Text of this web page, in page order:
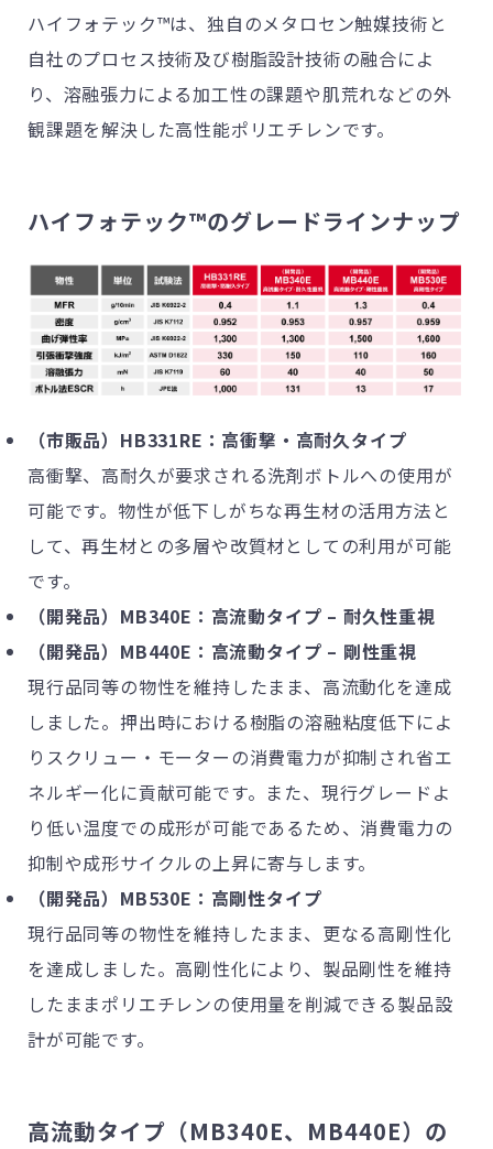
ハイフォテック™は、独自のメタロセン触媒技術と
自社のプロセス技術及び樹脂設計技術の融合によ
り、溶融張力による加工性の課題や肌荒れなどの外
観課題を解決した高性能ポリエチレンです。
ハイフォテック™のグレードラインナップ
（市販品）HB331RE：高衝撃・高耐久タイプ
高衝撃、高耐久が要求される洗剤ボトルへの使用が
可能です。物性が低下しがちな再生材の活用方法と
して、再生材との多層や改質材としての利用が可能
です。
（開発品）MB340E：高流動タイプ – 耐久性重視
（開発品）MB440E：高流動タイプ – 剛性重視
現行品同等の物性を維持したまま、高流動化を達成
しました。押出時における樹脂の溶融粘度低下によ
りスクリュー・モーターの消費電力が抑制され省エ
ネルギー化に貢献可能です。また、現行グレードよ
り低い温度での成形が可能であるため、消費電力の
抑制や成形サイクルの上昇に寄与します。
（開発品）MB530E：高剛性タイプ
現行品同等の物性を維持したまま、更なる高剛性化
を達成しました。高剛性化により、製品剛性を維持
したままポリエチレンの使用量を削減できる製品設
計が可能です。
高流動タイプ（MB340E、MB440E）の